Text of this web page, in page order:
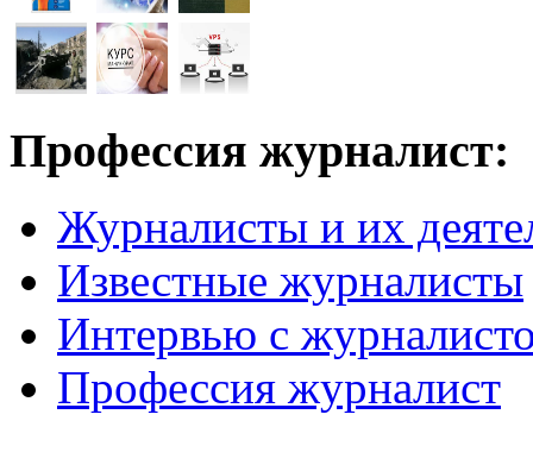
Профессия журналист:
Журналисты и их
Известные журналисты
Интервью с
Профессия журналист